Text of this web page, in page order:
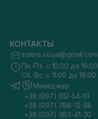
КОНТАКТЫ
sisters.co.ua@gmail.com
Пн.-Пт. с 10:00 до 19:00
Сб.-Вс. с 11:00 до 18:00
Менеджер
+38 (097) 612-54-81
+38 (097) 788-12-88
+38 (097) 983-41-20